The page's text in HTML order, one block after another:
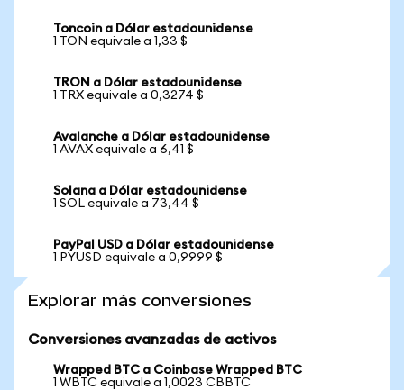
Toncoin a Dólar estadounidense
1 TON equivale a 1,33 $
TRON a Dólar estadounidense
1 TRX equivale a 0,3274 $
Avalanche a Dólar estadounidense
1 AVAX equivale a 6,41 $
Solana a Dólar estadounidense
1 SOL equivale a 73,44 $
PayPal USD a Dólar estadounidense
1 PYUSD equivale a 0,9999 $
Explorar más conversiones
Conversiones avanzadas de activos
Wrapped BTC a Coinbase Wrapped BTC
1 WBTC equivale a 1,0023 CBBTC